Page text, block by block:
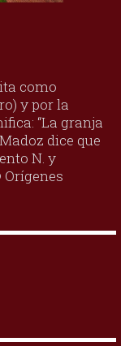
como
y por la
“La granja
dice que
N. y